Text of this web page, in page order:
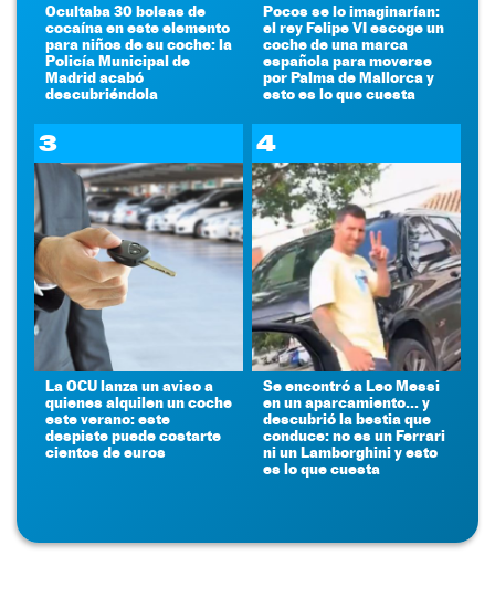
Ocultaba 30 bolsas de
cocaína en este elemento
para niños de su coche: la
Policía Municipal de
Madrid acabó
descubriéndola
Pocos se lo imaginarían:
el rey Felipe VI escoge un
coche de una marca
española para moverse
por Palma de Mallorca y
esto es lo que cuesta
3
La OCU lanza un aviso a
quienes alquilen un coche
este verano: este
despiste puede costarte
cientos de euros
4
Se encontró a Leo Messi
en un aparcamiento... y
descubrió la bestia que
conduce: no es un Ferrari
ni un Lamborghini y esto
es lo que cuesta